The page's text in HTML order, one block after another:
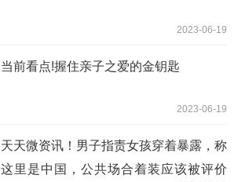
2023-06-19
当前看点!握住亲子之爱的金钥匙
2023-06-19
天天微资讯！男子指责女孩穿着暴露，称
这里是中国，公共场合着装应该被评价